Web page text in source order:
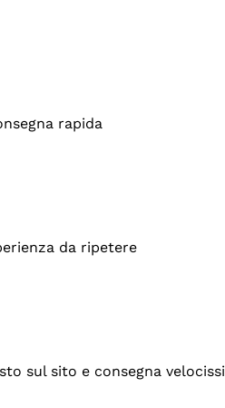
rapida
da ripetere
sul sito e consegna